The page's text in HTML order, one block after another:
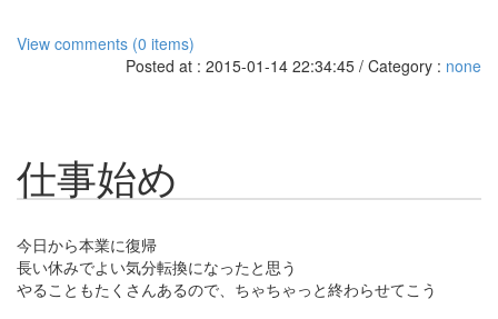
View comments (0 items)
Posted at : 2015-01-14 22:34:45 / Category : none
仕事始め
今日から本業に復帰
長い休みでよい気分転換になったと思う
やることもたくさんあるので、ちゃちゃっと終わらせてこう